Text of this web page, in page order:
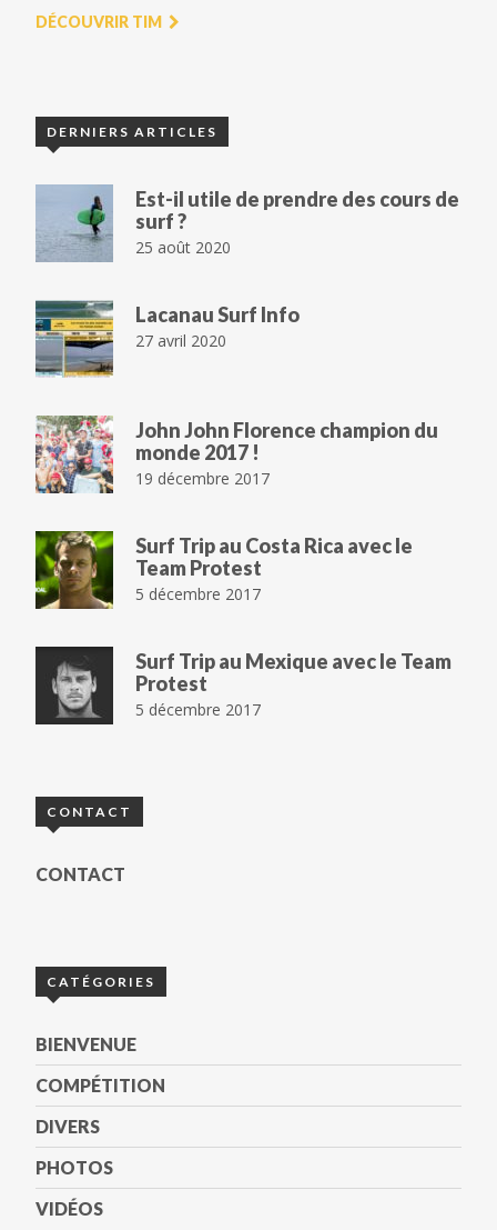
DÉCOUVRIR TIM
DERNIERS ARTICLES
Est-il utile de prendre des cours de
surf ?
25 août 2020
Lacanau Surf Info
27 avril 2020
John John Florence champion du
monde 2017 !
19 décembre 2017
Surf Trip au Costa Rica avec le
Team Protest
5 décembre 2017
Surf Trip au Mexique avec le Team
Protest
5 décembre 2017
CONTACT
CONTACT
CATÉGORIES
BIENVENUE
COMPÉTITION
DIVERS
PHOTOS
VIDÉOS